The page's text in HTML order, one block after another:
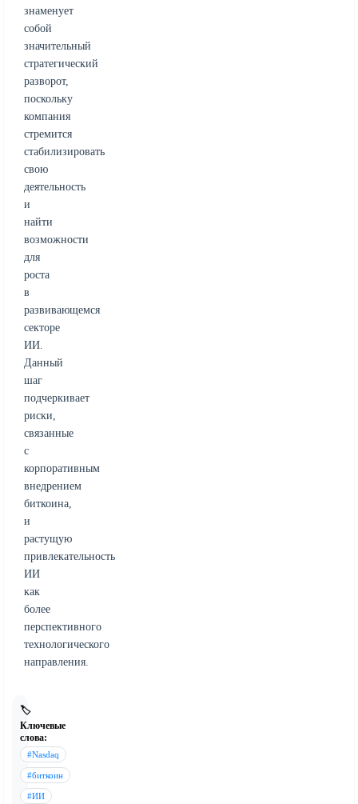
знаменует
собой
значительный
стратегический
разворот,
поскольку
компания
стремится
стабилизировать
свою
деятельность
и
найти
возможности
для
роста
в
развивающемся
секторе
ИИ.
Данный
шаг
подчеркивает
риски,
связанные
с
корпоративным
внедрением
биткоина,
и
растущую
привлекательность
ИИ
как
более
перспективного
технологического
направления.
🏷️
Ключевые
слова:
#Nasdaq
#биткоин
#ИИ